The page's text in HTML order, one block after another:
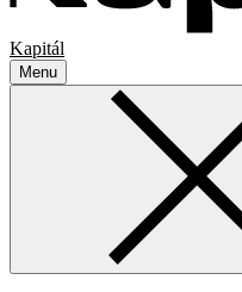
Kapitál
Menu